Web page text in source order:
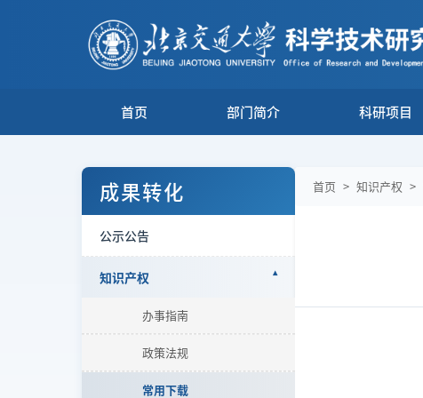
首页 部门简介 科研项目
成果转化
公示公告
知识产权
办事指南
政策法规
常用下载
首页 > 知识产权 >